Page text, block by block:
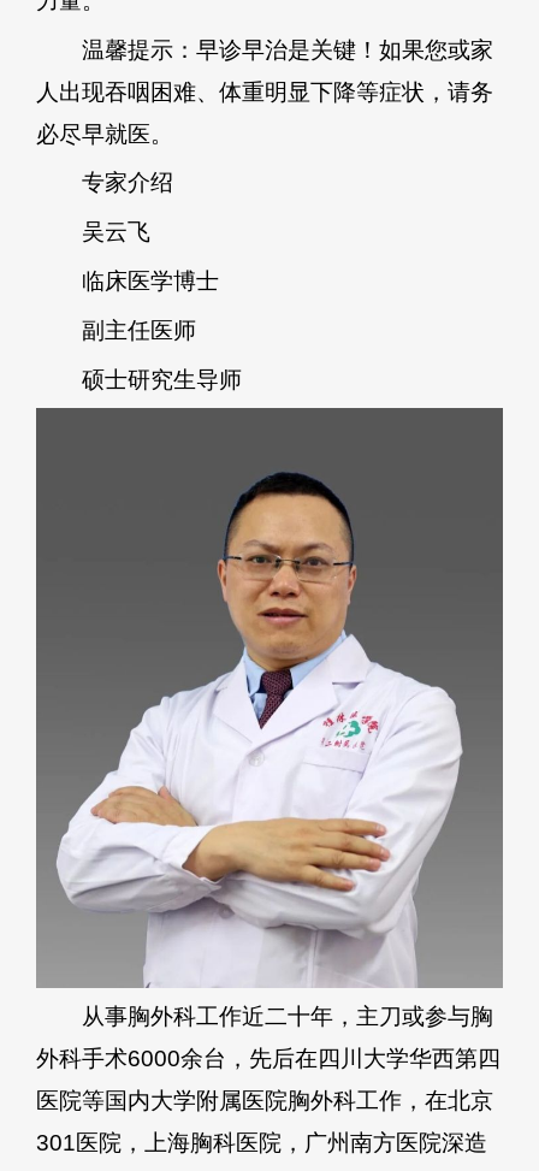
温馨提示：早诊早治是关键！如果您或家
人出现吞咽困难、体重明显下降等症状，请务
必尽早就医。
专家介绍
吴云飞
临床医学博士
副主任医师
硕士研究生导师
从事胸外科工作近二十年，主刀或参与胸
外科手术6000余台，先后在四川大学华西第四
医院等国内大学附属医院胸外科工作，在北京
301医院，上海胸科医院，广州南方医院深造